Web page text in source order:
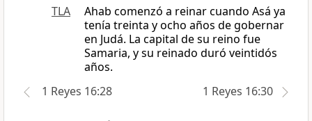
TLA
Ahab comenzó a reinar cuando Asá ya
tenía treinta y ocho años de gobernar
en Judá. La capital de su reino fue
Samaria, y su reinado duró veintidós
años.
1 Reyes 16:28
1 Reyes 16:30